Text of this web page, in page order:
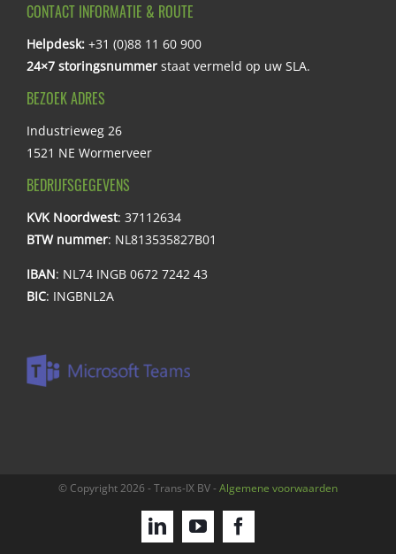
CONTACT INFORMATIE & ROUTE
Helpdesk: +31 (0)88 11 60 900
24×7 storingsnummer staat vermeld op uw SLA.
BEZOEK ADRES
Industrieweg 26
1521 NE Wormerveer
BEDRIJFSGEGEVENS
KVK Noordwest: 37112634
BTW nummer: NL813535827B01
IBAN: NL74 INGB 0672 7242 43
BIC: INGBNL2A
© Copyright2026 - Trans-IX BV -Algemene voorwaarden
LinkedInYouTubeFacebook